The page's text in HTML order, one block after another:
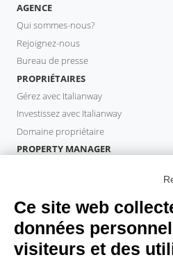
AGENCE
Qui sommes-nous?
Rejoignez-nous
Bureau de presse
PROPRIÉTAIRES
Gérez avec Italianway
Investissez avec Italianway
Domaine propriétaire
PROPERTY MANAGER
INVITÉS
Réservez un séjour
Séjour longue durée
Expériences pour les clients
Ce site web
données
visiteurs et des